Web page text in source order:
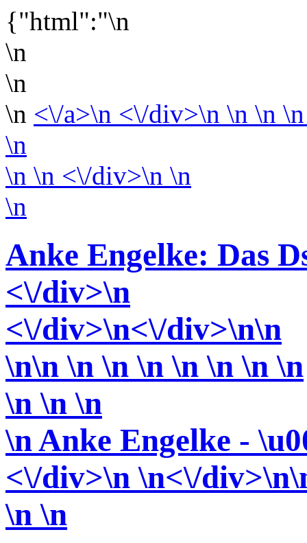
{"html":"\n
\n
\n
\n <\/a>\n <\/div>\n \n \n
\n
\n \n <\/div>\n \n
\n
Anke Engelke: Das
<\/div>\n
<\/div>\n<\/div>\n\n
\n\n \n \n \n \n \n \n \n
\n \n\n
\n Anke Engelke -
<\/div>\n \n<\/
\n \n